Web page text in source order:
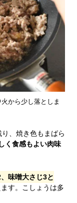
から少し落としま
、焼き色もまばら
く食感もよい肉味
味噌大さじ3と
す。こしょうは多